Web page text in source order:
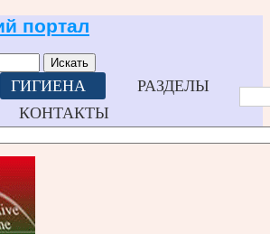
Искать
ГИГИЕНА
РАЗДЕЛЫ
КОНТАКТЫ